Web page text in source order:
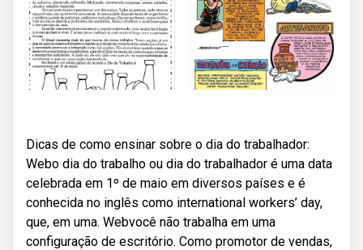
Dicas de como ensinar sobre o dia do trabalhador:
Webo dia do trabalho ou dia do trabalhador é uma data
celebrada em 1º de maio em diversos países e é
conhecida no inglês como international workers’ day,
que, em uma. Webvocê não trabalha em uma
configuração de escritório. Como promotor de vendas,